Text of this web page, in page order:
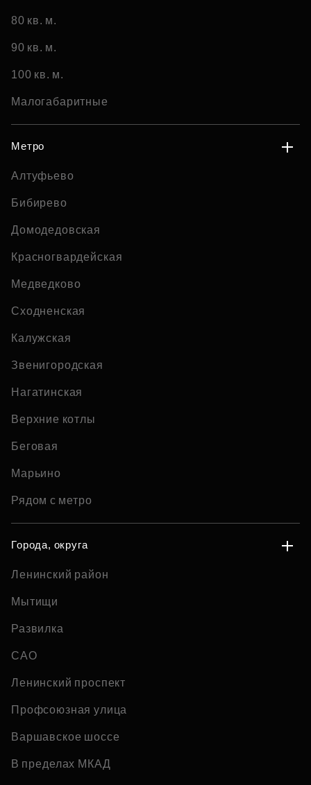
80 кв. м.
90 кв. м.
100 кв. м.
Малогабаритные
Метро
Алтуфьево
Бибирево
Домодедовская
Красногвардейская
Медведково
Сходненская
Калужская
Звенигородская
Нагатинская
Верхние котлы
Беговая
Марьино
Рядом с метро
Города, округа
Ленинский район
Мытищи
Развилка
САО
Ленинский проспект
Профсоюзная улица
Варшавское шоссе
В пределах МКАД